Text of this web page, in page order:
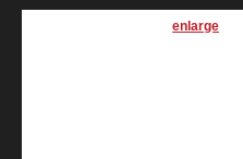
[enlarge